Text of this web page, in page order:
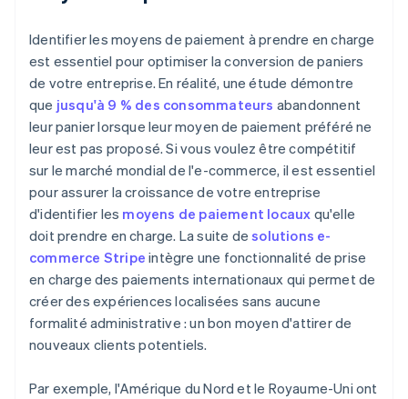
Identifier les moyens de paiement à prendre en charge
est essentiel pour optimiser la conversion de paniers
de votre entreprise. En réalité, une étude démontre
que jusqu'à 9 % des consommateurs abandonnent
leur panier lorsque leur moyen de paiement préféré ne
leur est pas proposé. Si vous voulez être compétitif
sur le marché mondial de l'e-commerce, il est essentiel
pour assurer la croissance de votre entreprise
d'identifier les moyens de paiement locaux qu'elle
doit prendre en charge. La suite desolutions e-
commerce Stripe intègre une fonctionnalité de prise
en charge des paiements internationaux qui permet de
créer des expériences localisées sans aucune
formalité administrative : un bon moyen d'attirer de
nouveaux clients potentiels.
Par exemple, l'Amérique du Nord et le Royaume-Uni ont